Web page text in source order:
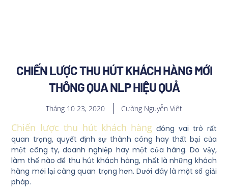
CHIẾN LƯỢC THU HÚT KHÁCH HÀNG MỚI
THÔNG QUA NLP HIỆU QUẢ
Tháng 10 23, 2020 Cường Nguyễn Việt
Chiến lược thu hút khách hàng đóng vai trò rất
quan trọng, quyết định sự thành công hay thất bại của
một công ty, doanh nghiệp hay một cửa hàng. Do vậy,
làm thế nào để thu hút khách hàng, nhất là những khách
hàng mới lại càng quan trọng hơn. Dưới đây là một số giải
pháp.